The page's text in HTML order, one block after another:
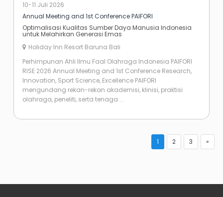
10-11 Juli 2026
Annual Meeting and 1st Conference PAIFORI
Optimalisasi Kualitas Sumber Daya Manusia Indonesia
untuk Melahirkan Generasi Emas
Holiday Inn Resort Baruna Bali
Perhimpunan Ahli Ilmu Faal Olahraga Indonesia PAIFORI
RISE 2026 Annual Meeting and 1st Conference Research,
Innovation, Sport Science, Excellence PAIFORI
mengundang rekan-rekan akademisi, klinisi, praktisi
olahraga, peneliti, serta tenaga ...
1 2 3 »